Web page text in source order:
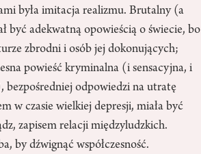
była imitacja realizmu. Brutalny (a
być adekwatną opowieścią o świecie, bo
zbrodni i osób jej dokonujących;
powieść kryminalna (i sensacyjna, i
bezpośredniej odpowiedzi na utratę
w czasie wielkiej depresji, miała być
zapisem relacji międzyludzkich.
by dźwignąć współczesność.